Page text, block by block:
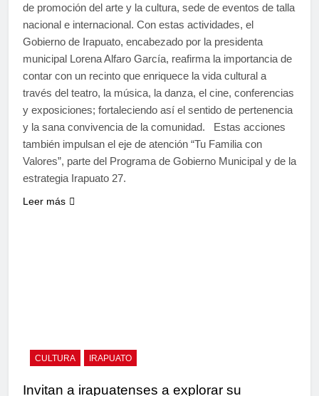
de promoción del arte y la cultura, sede de eventos de talla
nacional e internacional. Con estas actividades, el
Gobierno de Irapuato, encabezado por la presidenta
municipal Lorena Alfaro García, reafirma la importancia de
contar con un recinto que enriquece la vida cultural a
través del teatro, la música, la danza, el cine, conferencias
y exposiciones; fortaleciendo así el sentido de pertenencia
y la sana convivencia de la comunidad. Estas acciones
también impulsan el eje de atención “Tu Familia con
Valores”, parte del Programa de Gobierno Municipal y de la
estrategia Irapuato 27.
Leer más
CULTURA IRAPUATO
Invitan a irapuatenses a explorar su